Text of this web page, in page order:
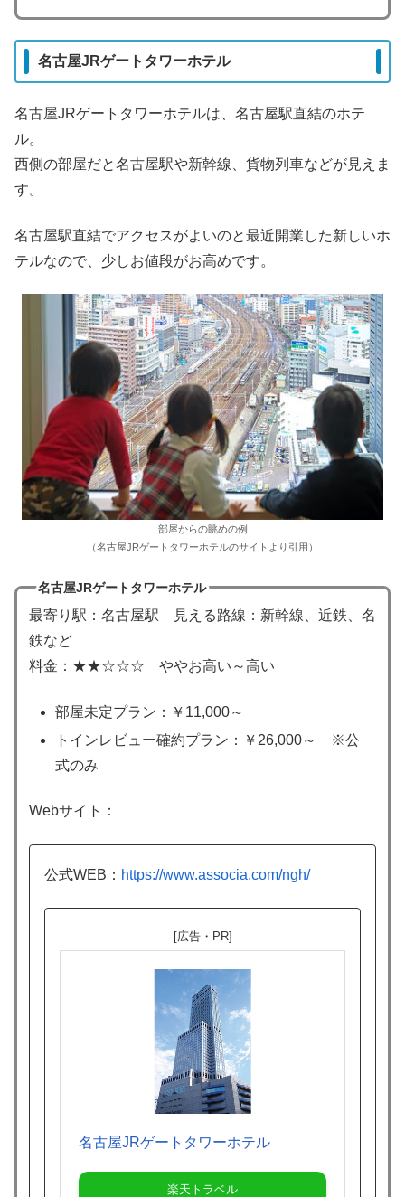
名古屋JRゲートタワーホテル
名古屋JRゲートタワーホテルは、名古屋駅直結のホテ
ル。
西側の部屋だと名古屋駅や新幹線、貨物列車などが見えま
す。
名古屋駅直結でアクセスがよいのと最近開業した新しいホ
テルなので、少しお値段がお高めです。
部屋からの眺めの例
（名古屋JRゲートタワーホテルのサイトより引用）
名古屋JRゲートタワーホテル
最寄り駅：名古屋駅 見える路線：新幹線、近鉄、名
鉄など
料金：★★☆☆☆ ややお高い～高い
部屋未定プラン：￥11,000～
トインレビュー確約プラン：￥26,000～ ※公
式のみ
Webサイト：
公式WEB： https://www.associa.com/ngh/
[広告・PR]
名古屋JRゲートタワーホテル
楽天トラベル